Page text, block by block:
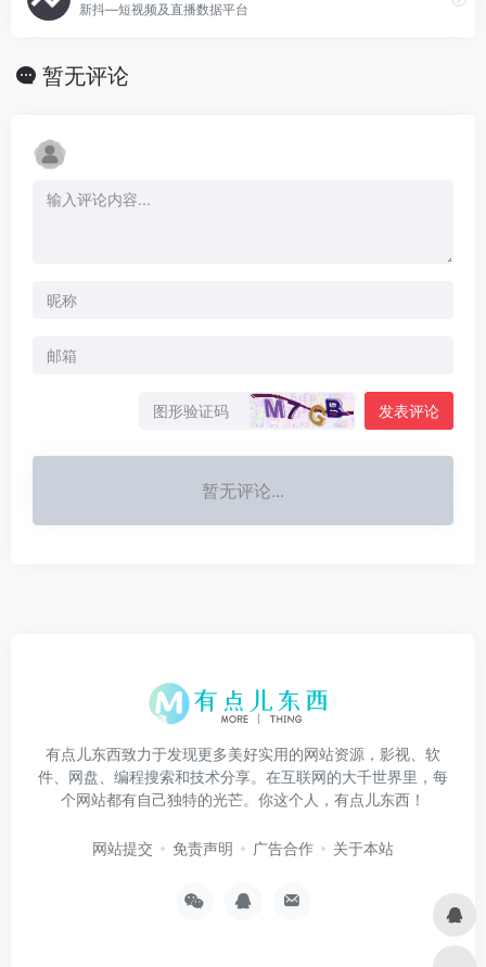
新抖—短视频及直播数据平台
暂无评论
发表评论
暂无评论...
有点儿东西致力于发现更多美好实用的网站资源，影视、软
件、网盘、编程搜索和技术分享。在互联网的大千世界里，每
个网站都有自己独特的光芒。你这个人，有点儿东西！
网站提交 免责声明 广告合作 关于本站